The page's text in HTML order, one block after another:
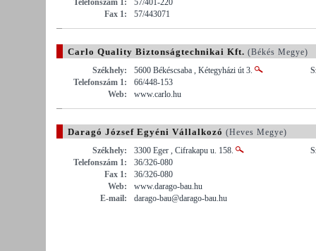
Fax 1:
57/443071
Carlo Quality Biztonságtechnikai Kft. (Békés Megye)
Székhely:
5600 Békéscsaba , Kétegyházi út 3.
Telefonszám 1:
66/448-153
Web:
www.carlo.hu
Daragó József Egyéni Vállalkozó (Heves Megye)
Székhely:
3300 Eger , Cifrakapu u. 158.
Telefonszám 1:
36/326-080
Fax 1:
36/326-080
Web:
www.darago-bau.hu
E-mail:
darago-bau@darago-bau.hu